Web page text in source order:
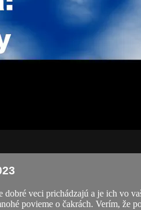
veci prichádzajú a je ich vo
povieme o čakrách. Verím, že